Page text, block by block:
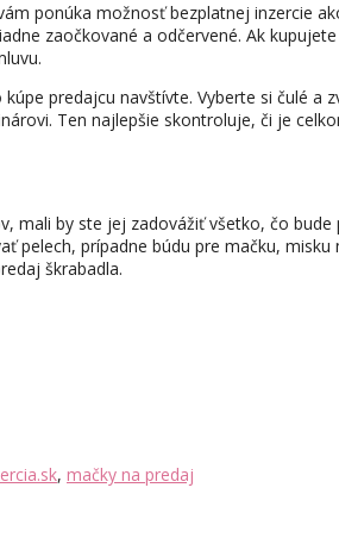
ponúka možnosť bezplatnej inzercie
zaočkované a odčervené. Ak
predajcu navštívte. Vyberte si čulé
Ten najlepšie skontroluje, či je
mali by ste jej zadovážiť všetko, čo
pelech, prípadne búdu pre mačku,
škrabadla.
, mačky na predaj